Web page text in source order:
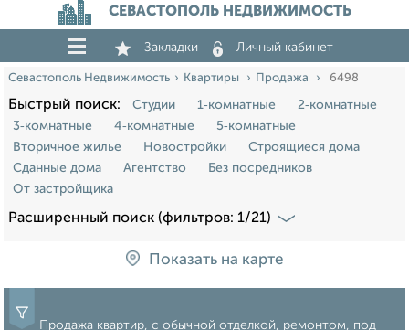
СЕВАСТОПОЛЬ НЕДВИЖИМОСТЬ
Закладки Личный кабинет
Севастополь Недвижимость Квартиры Продажа 6498
Быстрый поиск: Студии 1‑комнатные
2‑комнатные
3‑комнатные
4‑комнатные
5‑комнатные
Вторичное жилье
Новостройки
Строящиеся дома
Сданные дома
Агентство
Без посредников
От застройщика
Расширенный поиск (фильтров: 1/21)
Показать на карте
Продажа квартир, с обычной отделкой, ремонтом, под